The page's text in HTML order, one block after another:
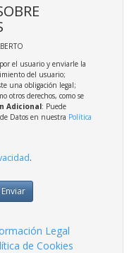
el usuario y enviarle la
del usuario;
una obligación legal;
otros derechos, como se
Adicional: Puede
Datos en nuestra Política
.
Enviar
Legal
de Cookies